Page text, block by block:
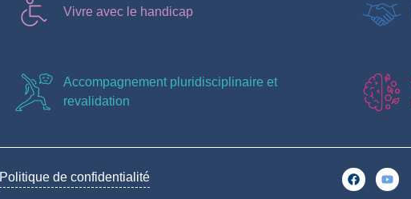
Vivre avec le handicap
Accompagnement pluridisciplinaire et
revalidation
Politique de confidentialité